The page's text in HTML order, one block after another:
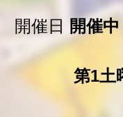
開催日
開催
第1土